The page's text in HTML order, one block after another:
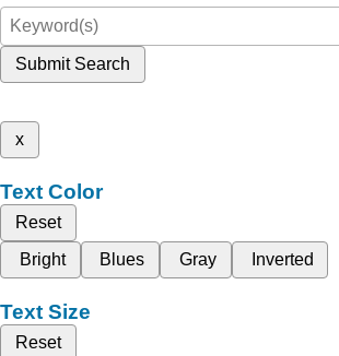
Submit Search
x
Text Color
Reset
Bright
Blues Gray Inverted
Text Size
Reset